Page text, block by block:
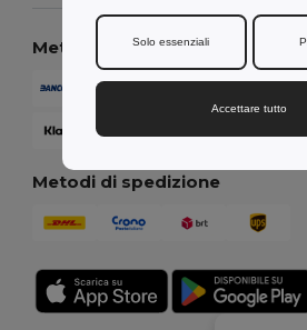
Metodi di pagamento
Metodi di spedizione
Solo essenziali
Accettare tutto